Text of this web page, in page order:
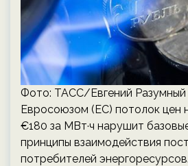
Фото: ТАСС/Евгений
Евросоюзом (ЕС) потолок цен
€180 за МВт·ч нарушит
принципы взаимодействия
потребителей